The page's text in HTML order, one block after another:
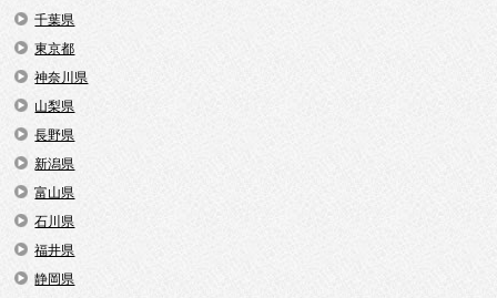
千葉県
東京都
神奈川県
山梨県
長野県
新潟県
富山県
石川県
福井県
静岡県